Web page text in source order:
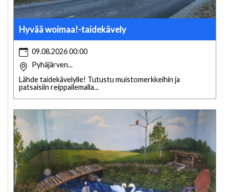
Hyvää woimaa!-taidekävely
09.08.2026 00:00
Pyhäjärven...
Lähde taidekävelylle! Tutustu muistomerkkeihin ja
patsaisiin reippailemalla...